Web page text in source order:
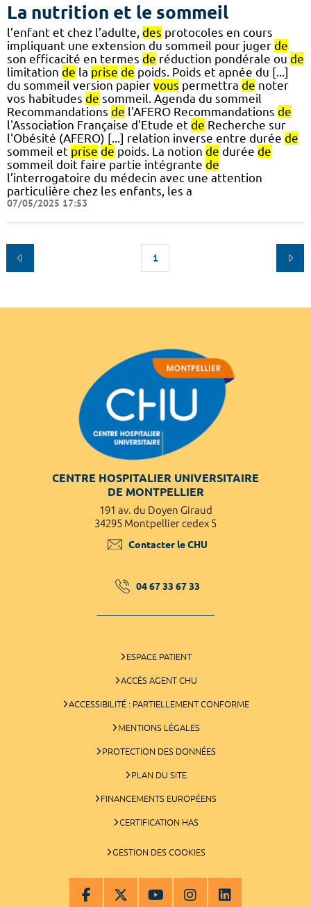
La nutrition et le sommeil
l’enfant et chez l’adulte, des protocoles en cours
impliquant une extension du sommeil pour juger de
son efficacité en termes de réduction pondérale ou de
limitation de la prise de poids. Poids et apnée du [...]
du sommeil version papier vous permettra de noter
vos habitudes de sommeil. Agenda du sommeil
Recommandations de l'AFERO Recommandations de
l'Association Française d'Etude et de Recherche sur
l'Obésité (AFERO) [...] relation inverse entre durée de
sommeil et prise de poids. La notion de durée de
sommeil doit faire partie intégrante de
l’interrogatoire du médecin avec une attention
particulière chez les enfants, les a
07/05/2025 17:53
1
CENTRE HOSPITALIER UNIVERSITAIRE
DE MONTPELLIER
191 av. du Doyen Giraud
34295 Montpellier cedex 5
Contacter le CHU
04 67 33 67 33
ESPACE PATIENT
ACCÈS AGENT CHU
ACCESSIBILITÉ : PARTIELLEMENT CONFORME
MENTIONS LÉGALES
PROTECTION DES DONNÉES
PLAN DU SITE
FINANCEMENTS EUROPÉENS
CERTIFICATION HAS
GESTION DES COOKIES